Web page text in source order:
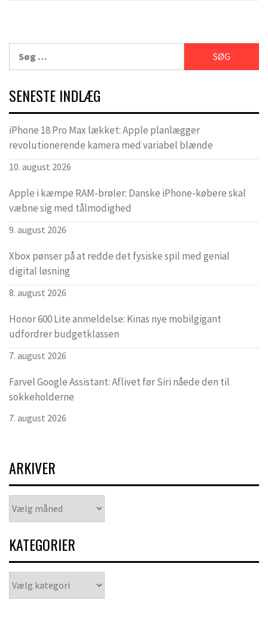
efter:
SENESTE INDLÆG
iPhone 18 Pro Max lækket: Apple planlægger
revolutionerende kamera med variabel blænde
10. august 2026
Apple i kæmpe RAM-brøler: Danske iPhone-købere skal
væbne sig med tålmodighed
9. august 2026
Xbox pønser på at redde det fysiske spil med genial
digital løsning
8. august 2026
Honor 600 Lite anmeldelse: Kinas nye mobilgigant
udfordrer budgetklassen
7. august 2026
Farvel Google Assistant: Aflivet før Siri nåede den til
sokkeholderne
7. august 2026
ARKIVER
KATEGORIER